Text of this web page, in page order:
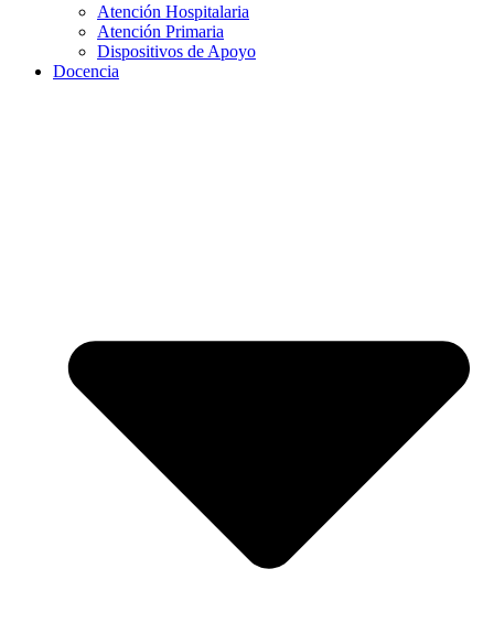
Atención Hospitalaria
Atención Primaria
Dispositivos de Apoyo
Docencia